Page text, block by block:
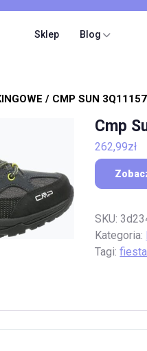
Sklep Blog
/ CMP SUN
Cmp
262,99zł
SKU:
Kategoria:
Tagi: